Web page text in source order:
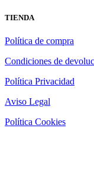
TIENDA
Política de compra
Condiciones de
Política Privacidad
Aviso Legal
Política Cookies